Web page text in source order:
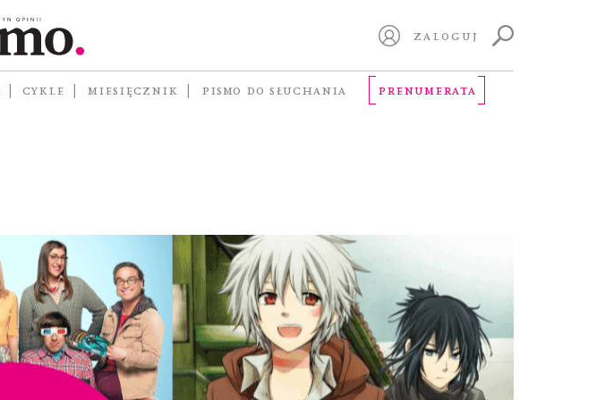
ZALOGUJ
CYKLE MIESIĘCZNIK PISMO DO SŁUCHANIA PRENUMERATA